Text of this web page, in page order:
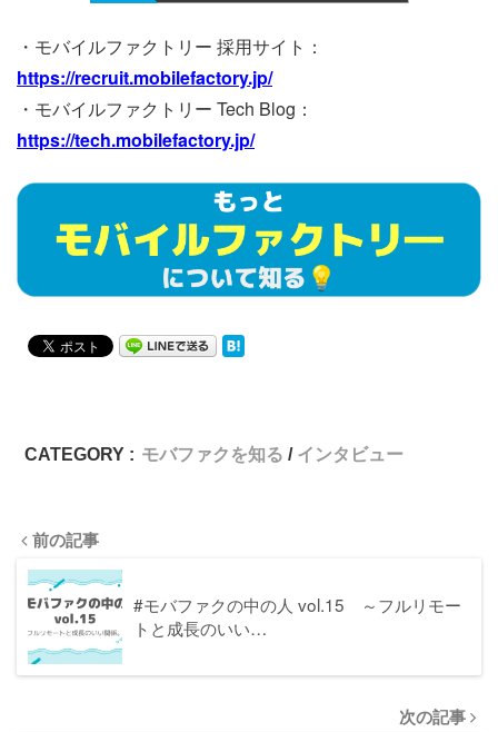
・モバイルファクトリー 採用サイト：
https://recruit.mobilefactory.jp/
・モバイルファクトリー Tech Blog：
https://tech.mobilefactory.jp/
CATEGORY : モバファクを知る インタビュー
前の記事
#モバファクの中の人 vol.15 ～フルリモー
トと成長のいい…
次の記事